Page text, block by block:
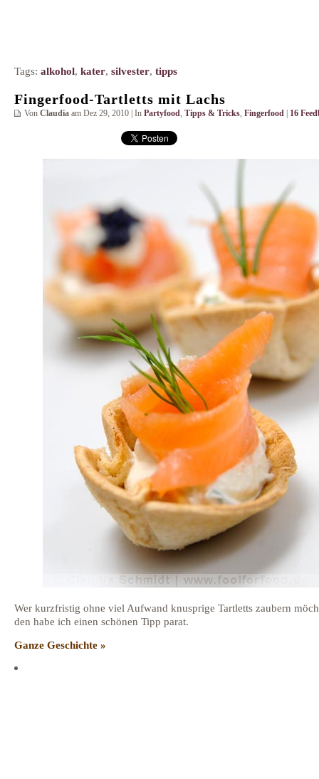
Tags: alkohol, kater, silvester, tipps
Fingerfood-Tartletts mit Lachs
Von Claudia am Dez 29, 2010 | In Partyfood, Tipps & Tricks, Fingerfood 16
Wer kurzfristig ohne viel Aufwand knusprige Tartletts zaubern
den habe ich einen schönen Tipp parat.
Ganze Geschichte »